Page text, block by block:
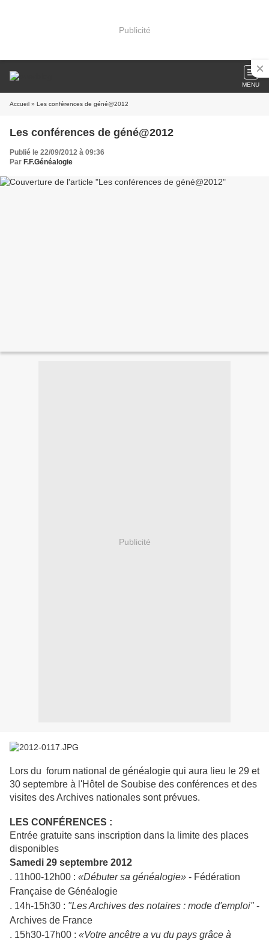
Publicité
MENU
Accueil » Les conférences de géné@2012
Les conférences de géné@2012
Publié le 22/09/2012 à 09:36
Par F.F.Généalogie
Publicité
Lors du forum national de généalogie qui aura lieu le 29 et
30 septembre à l'Hôtel de Soubise des conférences et des
visites des Archives nationales sont prévues.
LES CONFÉRENCES :
Entrée gratuite sans inscription dans la limite des places
disponibles
Samedi 29 septembre 2012
. 11h00-12h00 : «Débuter sa généalogie» - Fédération
Française de Généalogie
. 14h-15h30 : "Les Archives des notaires : mode d'emploi"-
Archives de France
. 15h30-17h00 : «Votre ancêtre a vu du pays grâce à